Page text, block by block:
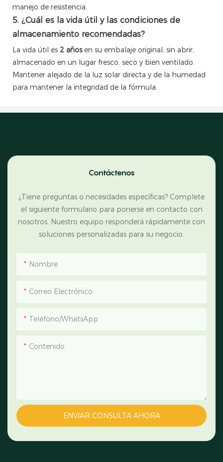
manejo de resistencia.
5. ¿Cuál es la vida útil y las condiciones de
almacenamiento recomendadas?
La vida útil es 2 años en su embalaje original, sin abrir,
almacenado en un lugar fresco, seco y bien ventilado.
Mantener alejado de la luz solar directa y de la humedad
para mantener la integridad de la fórmula.
Contáctenos
¿Tiene preguntas o necesidades específicas? Complete
el siguiente formulario para ponerse en contacto con
nosotros. Nuestro equipo responderá rápidamente con
soluciones personalizadas para su negocio.
Nombre
Correo Electrónico
Teléfono/WhatsApp
Contenido
ENVIAR CONSULTA AHORA